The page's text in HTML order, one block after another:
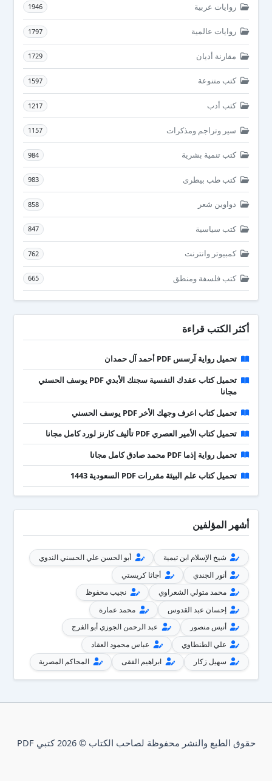
روايات عربية 1946
روايات عالمية 1797
مقارنة أديان 1729
كتب متنوعة 1597
كتب أدب 1217
سير وتراجم ومذكرات 1157
كتب تنمية بشرية 984
كتب طب بيطرى 983
دواوين شعر 858
كتب سياسية 847
كمبيوتر وانترنت 762
كتب فلسفة ومنطق 665
أكثر الكتب قراءة
تحميل رواية آرسس PDF أحمد آل حمدان
تحميل كتاب عقدك النفسية سجنك الأبدي PDF يوسف الحسني
مجانا
تحميل كتاب اعرف وجهك الأخر PDF يوسف الحسني
تحميل كتاب الأمير العصري PDF تأليف كارنز لورد كامل مجانا
تحميل رواية إذما PDF محمد صادق كامل مجانا
تحميل كتاب علم البيئة مقررات PDF السعودية 1443
أشهر المؤلفين
شيخ الإسلام ابن تيمية
أبو الحسن علي الحسني الندوي
أنور الجندي
أجاثا كريستي
محمد متولي الشعراوي
نجيب محفوظ
إحسان عبد القدوس
محمد عمارة
أنيس منصور
عبد الرحمن الجوزي أبو الفرج
علي الطنطاوي
عباس محمود العقاد
سهيل زكار
ابراهيم الفقى المحاكم المصرية
حقوق الطبع والنشر محفوظة لصاحب الكتاب © 2026 كتبي PDF